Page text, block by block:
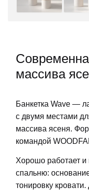
массива
Банкетка Wave —
с двумя местами
массива ясеня.
командой
Хорошо работает и
спальню:
тонировку